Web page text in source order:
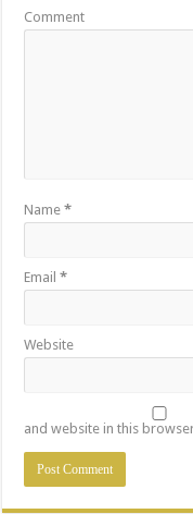
Comment
Name*
Email*
Website
and website in this